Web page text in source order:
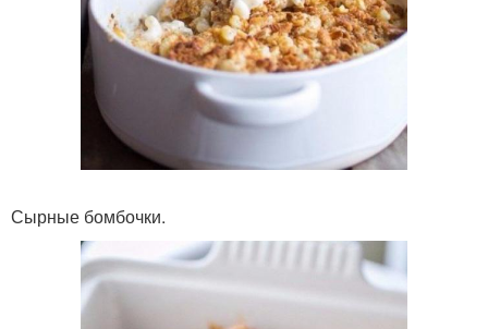
Сырные бомбочки.